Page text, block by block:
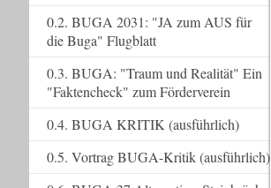
0.2. BUGA 2031: "JA zum AUS für
die Buga" Flugblatt
0.3. BUGA: "Traum und Realität" Ein
"Faktencheck" zum Förderverein
0.4. BUGA KRITIK (ausführlich)
0.5. Vortrag BUGA-Kritik (ausführlich)